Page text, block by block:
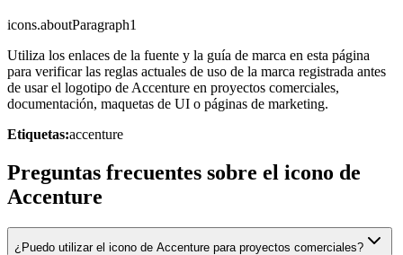
icons.aboutParagraph1
Utiliza los enlaces de la fuente y la guía de marca en esta página
para verificar las reglas actuales de uso de la marca registrada antes
de usar el logotipo de Accenture en proyectos comerciales,
documentación, maquetas de UI o páginas de marketing.
Etiquetas:accenture
Preguntas frecuentes sobre el icono de
Accenture
¿Puedo utilizar el icono de Accenture para proyectos comerciales?